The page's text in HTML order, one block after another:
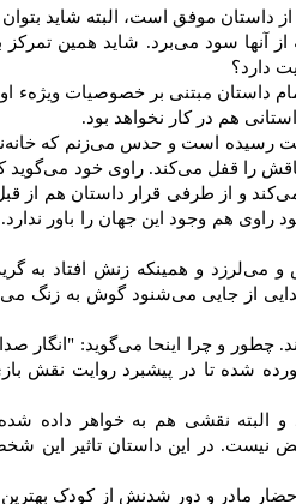
داستان موفق است،‌ البته شاید
از آنها سود می‌برد. شاید همین
دارد؟
مبتنی بر خصوصیات ویژهء
هم در کار نخواهد بود.
رسیده است و حدس می‌زنم که
را قفل می‌کند. راوی خود می‌گوید
و از طرفی قرار داستان هم از
راوی هم وجود این جهان را باور
و همینكه زنش افتاد به
از جایی می‌شنود گوش به زنگ
و چرا اینحا می‌گوید: "انگار
شده تا در پیشبرد روایت نقش
البته نقشی هم به خواهر داده
در این داستان تاثیر این
مادر و دور شدنش از کودک